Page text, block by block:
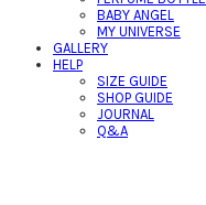
BABY ANGEL
MY UNIVERSE
GALLERY
HELP
SIZE GUIDE
SHOP GUIDE
JOURNAL
Q&A